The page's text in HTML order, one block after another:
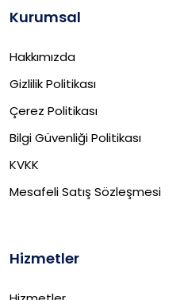
Kurumsal
Hakkımızda
Gizlilik Politikası
Çerez Politikası
Bilgi Güvenliği Politikası
KVKK
Mesafeli Satış Sözleşmesi
Hizmetler